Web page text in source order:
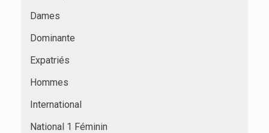
Dames
Dominante
Expatriés
Hommes
International
National 1 Féminin